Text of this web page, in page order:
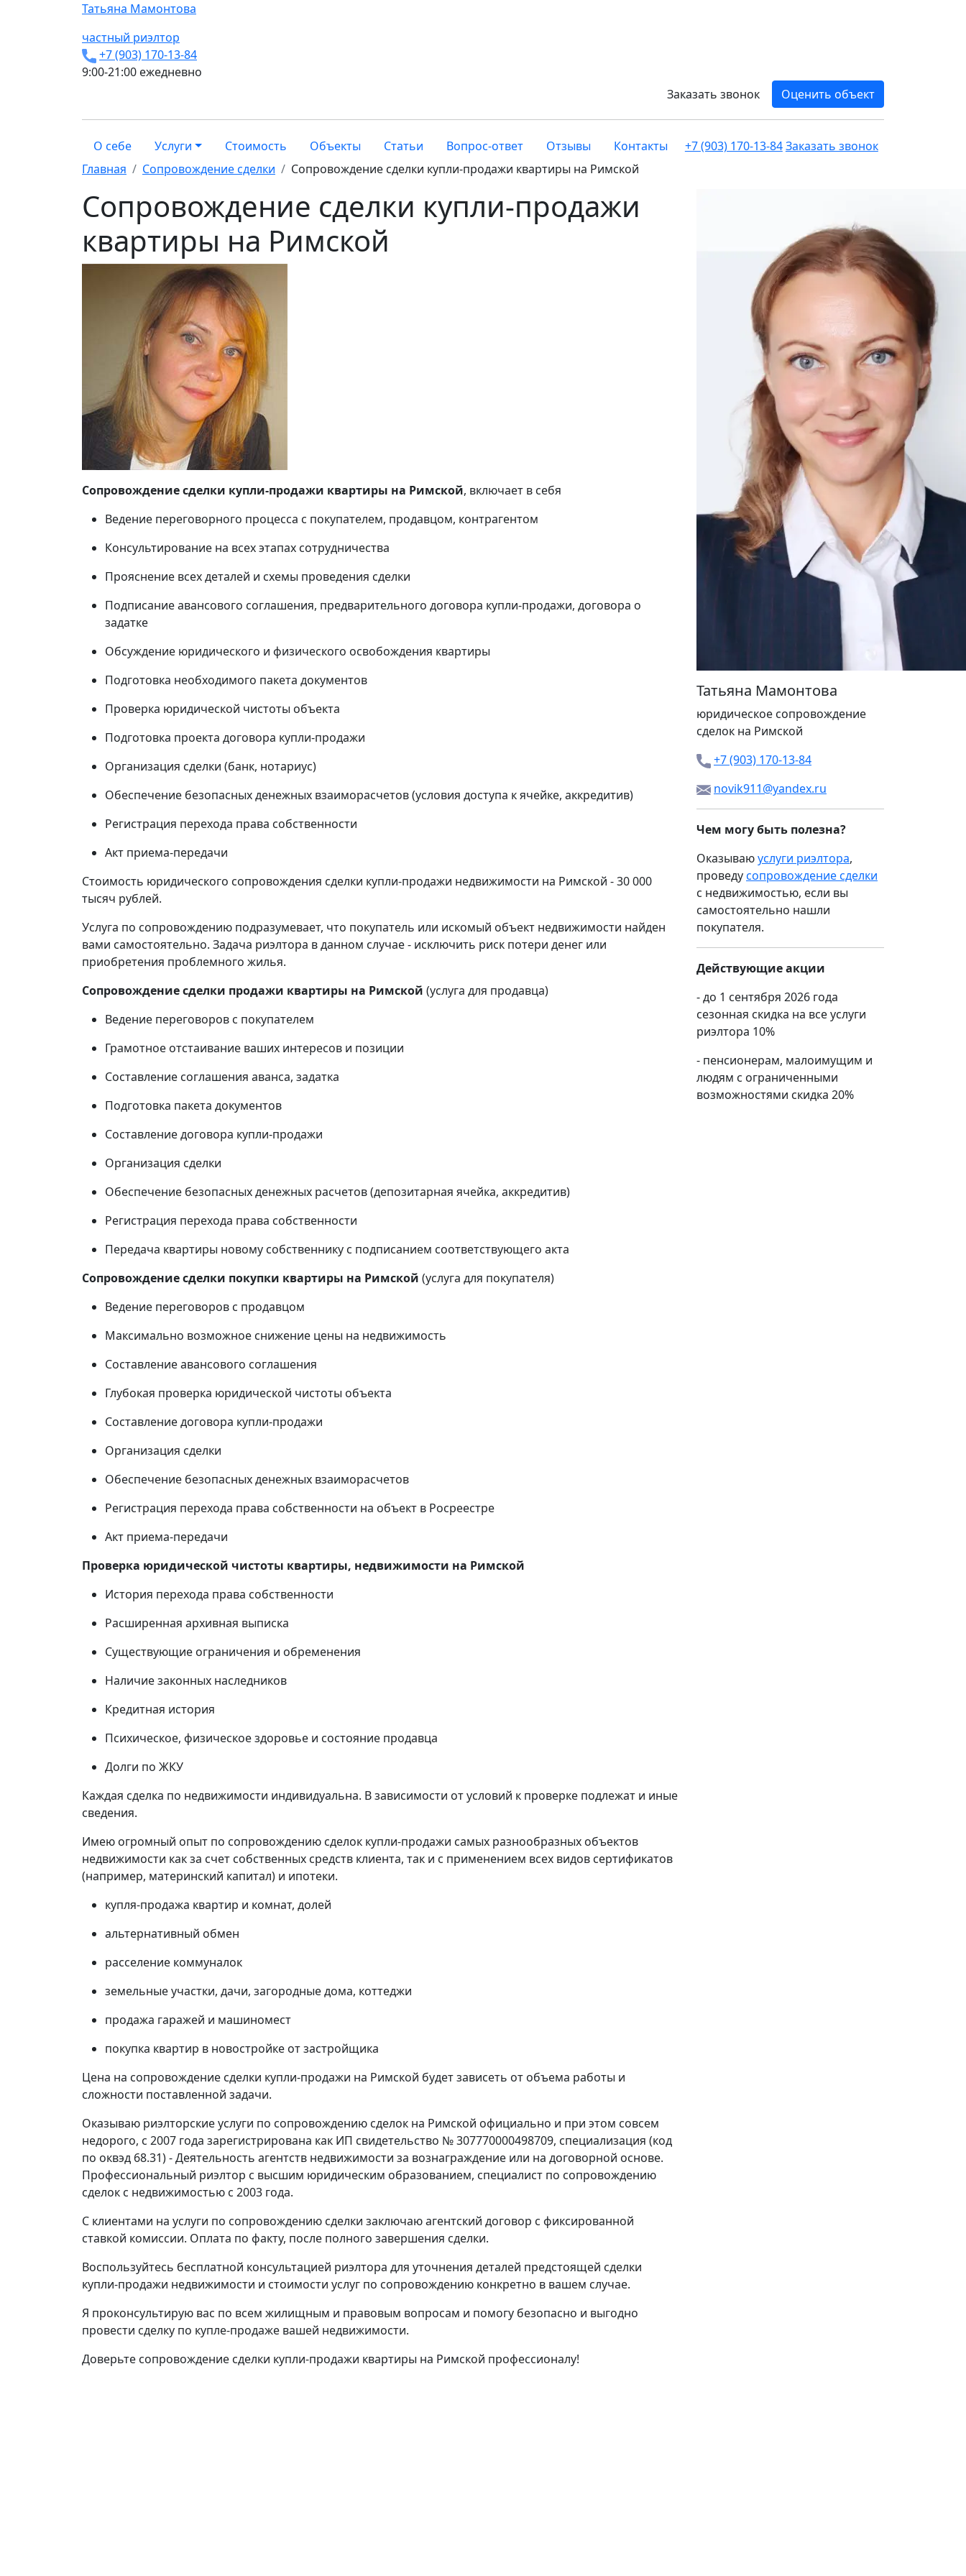
Татьяна Мамонтова
частный риэлтор
+7 (903) 170-13-84
9:00-21:00 ежедневно
Заказать звонок
Оценить объект
О себе Услуги Стоимость Объекты Статьи Вопрос-ответ Отзывы Контакты +7 (903) 170-13-84Заказать звонок
Главная
Сопровождение сделки Сопровождение сделки купли-продажи квартиры на Римской
Сопровождение сделки купли-продажи
квартиры на Римской
Сопровождение сделки купли-продажи квартиры на Римской, включает в себя
Ведение переговорного процесса с покупателем, продавцом, контрагентом
Консультирование на всех этапах сотрудничества
Прояснение всех деталей и схемы проведения сделки
Подписание авансового соглашения, предварительного договора купли-продажи, договора о
задатке
Обсуждение юридического и физического освобождения квартиры
Подготовка необходимого пакета документов
Проверка юридической чистоты объекта
Подготовка проекта договора купли-продажи
Организация сделки (банк, нотариус)
Обеспечение безопасных денежных взаиморасчетов (условия доступа к ячейке, аккредитив)
Регистрация перехода права собственности
Акт приема-передачи
Стоимость юридического сопровождения сделки купли-продажи недвижимости на Римской - 30 000
тысяч рублей.
Услуга по сопровождению подразумевает, что покупатель или искомый объект недвижимости найден
вами самостоятельно. Задача риэлтора в данном случае - исключить риск потери денег или
приобретения проблемного жилья.
Сопровождение сделки продажи квартиры на Римской (услуга для продавца)
Ведение переговоров с покупателем
Грамотное отстаивание ваших интересов и позиции
Составление соглашения аванса, задатка
Подготовка пакета документов
Составление договора купли-продажи
Организация сделки
Обеспечение безопасных денежных расчетов (депозитарная ячейка, аккредитив)
Регистрация перехода права собственности
Передача квартиры новому собственнику с подписанием соответствующего акта
Сопровождение сделки покупки квартиры на Римской (услуга для покупателя)
Ведение переговоров с продавцом
Максимально возможное снижение цены на недвижимость
Составление авансового соглашения
Глубокая проверка юридической чистоты объекта
Составление договора купли-продажи
Организация сделки
Обеспечение безопасных денежных взаиморасчетов
Регистрация перехода права собственности на объект в Росреестре
Акт приема-передачи
Проверка юридической чистоты квартиры, недвижимости на Римской
История перехода права собственности
Расширенная архивная выписка
Существующие ограничения и обременения
Наличие законных наследников
Кредитная история
Психическое, физическое здоровье и состояние продавца
Долги по ЖКУ
Каждая сделка по недвижимости индивидуальна. В зависимости от условий к проверке подлежат и иные
сведения.
Имею огромный опыт по сопровождению сделок купли-продажи самых разнообразных объектов
недвижимости как за счет собственных средств клиента, так и с применением всех видов сертификатов
(например, материнский капитал) и ипотеки.
купля-продажа квартир и комнат, долей
альтернативный обмен
расселение коммуналок
земельные участки, дачи, загородные дома, коттеджи
продажа гаражей и машиномест
покупка квартир в новостройке от застройщика
Цена на сопровождение сделки купли-продажи на Римской будет зависеть от объема работы и
сложности поставленной задачи.
Оказываю риэлторские услуги по сопровождению сделок на Римской официально и при этом совсем
недорого, с 2007 года зарегистрирована как ИП свидетельство № 307770000498709, специализация (код
по оквэд 68.31) - Деятельность агентств недвижимости за вознаграждение или на договорной основе.
Профессиональный риэлтор с высшим юридическим образованием, специалист по сопровождению
сделок с недвижимостью с 2003 года.
С клиентами на услуги по сопровождению сделки заключаю агентский договор с фиксированной
ставкой комиссии. Оплата по факту, после полного завершения сделки.
Воспользуйтесь бесплатной консультацией риэлтора для уточнения деталей предстоящей сделки
купли-продажи недвижимости и стоимости услуг по сопровождению конкретно в вашем случае.
Я проконсультирую вас по всем жилищным и правовым вопросам и помогу безопасно и выгодно
провести сделку по купле-продаже вашей недвижимости.
Доверьте сопровождение сделки купли-продажи квартиры на Римской профессионалу!
Татьяна Мамонтова
юридическое сопровождение
сделок на Римской
+7 (903) 170-13-84
novik911@yandex.ru
Чем могу быть полезна?
Оказываюуслуги риэлтора,
проведусопровождение сделки
с недвижимостью, если вы
самостоятельно нашли
покупателя.
Действующие акции
- до 1 сентября 2026 года
сезонная скидка на все услуги
риэлтора 10%
- пенсионерам, малоимущим и
людям с ограниченными
возможностями скидка 20%